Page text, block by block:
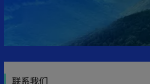
联系我们